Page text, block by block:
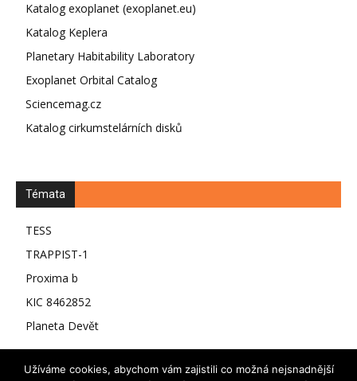
Katalog exoplanet (exoplanet.eu)
Katalog Keplera
Planetary Habitability Laboratory
Exoplanet Orbital Catalog
Sciencemag.cz
Katalog cirkumstelárních disků
Témata
TESS
TRAPPIST-1
Proxima b
KIC 8462852
Planeta Devět
Užíváme cookies, abychom vám zajistili co možná nejsnadnější